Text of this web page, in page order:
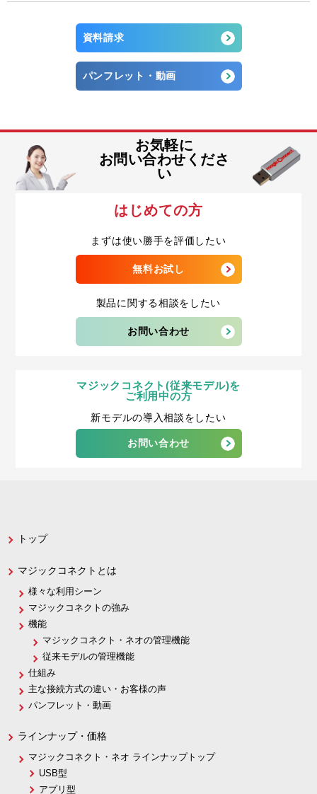
資料請求
パンフレット・動画
お気軽に
お問い合わせくださ
い
はじめての方
まずは使い勝手を評価したい
無料お試し
製品に関する相談をしたい
お問い合わせ
マジックコネクト(従来モデル)を
ご利用中の方
新モデルの導入相談をしたい
お問い合わせ
トップ
マジックコネクトとは
様々な利用シーン
マジックコネクトの強み
機能
マジックコネクト・ネオの管理機能
従来モデルの管理機能
仕組み
主な接続方式の違い・お客様の声
パンフレット・動画
ラインナップ・価格
マジックコネクト・ネオ ラインナップトップ
USB型
アプリ型